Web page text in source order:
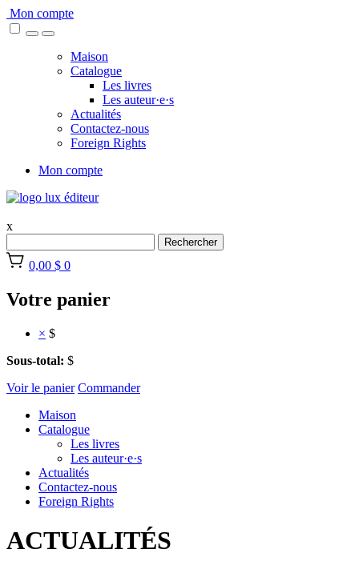
Skip
to
Mon compte
Maison
Catalogue
Les livres
Les auteur·e·s
Actualités
Contactez-nous
Foreign Rights
Mon compte
x
Rechercher
0,00 $ 0
Votre panier
× $
Sous-total: $
Voir le panier Commander
Maison
Catalogue
Les livres
Les auteur·e·s
Actualités
Contactez-nous
Foreign Rights
ACTUALITÉS